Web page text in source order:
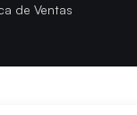
de Ventas